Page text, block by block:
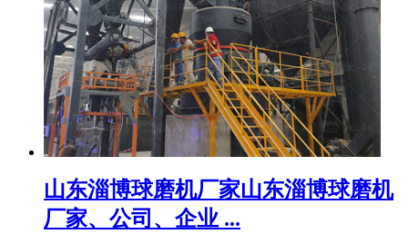
山东淄博球磨机厂家山东淄博球磨机
厂家、公司、企业 ...